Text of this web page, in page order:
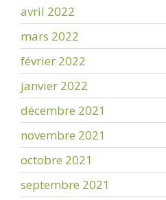
avril 2022
mars 2022
février 2022
janvier 2022
décembre 2021
novembre 2021
octobre 2021
septembre 2021